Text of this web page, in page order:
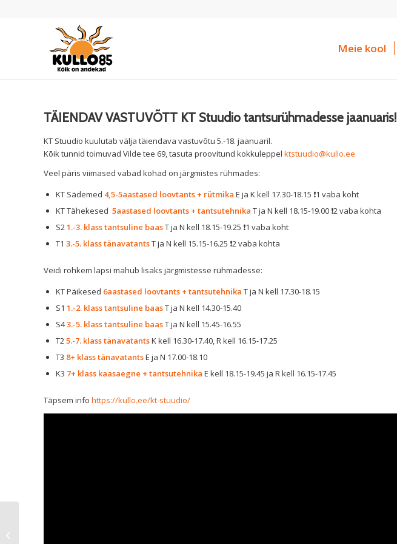
Meie kool
TÄIENDAV VASTUVÕTT KT Stuudio tantsurühmadesse jaanuaris!
KT Stuudio kuulutab välja täiendava vastuvõtu 5.-18. jaanuaril.
Kõik tunnid toimuvad Vilde tee 69, tasuta proovitund kokkuleppel ktstuudio@kullo.ee
Veel päris viimased vabad kohad on järgmistes rühmades:
KT Sädemed 4,5-5aastased loovtants + rütmika E ja K kell 17.30-18.15 ❗️1 vaba koht
KT Tähekesed 5aastased loovtants + tantsutehnika T ja N kell 18.15-19.00 ❗️2 vaba kohta
S21.-3. klass tantsuline baasT ja N kell 18.15-19.25 ❗️1 vaba koht
T1 3.-5. klass tänavatantsT ja N kell 15.15-16.25 ❗️2 vaba kohta
Veidi rohkem lapsi mahub lisaks järgmistesse rühmadesse:
KT Päikesed 6aastased loovtants + tantsutehnika T ja N kell 17.30-18.15
S1 1.-2. klass tantsuline baasT ja N kell 14.30-15.40
S43.-5. klass tantsuline baasT ja N kell 15.45-16.55
T25.-7. klass tänavatantsK kell 16.30-17.40, R kell 16.15-17.25
T3 8+ klass tänavatantsE ja N 17.00-18.10
K3 7+ klass kaasaegne + tantsutehnika E kell 18.15-19.45 ja R kell 16.15-17.45
Täpsem info https://kullo.ee/kt-stuudio/